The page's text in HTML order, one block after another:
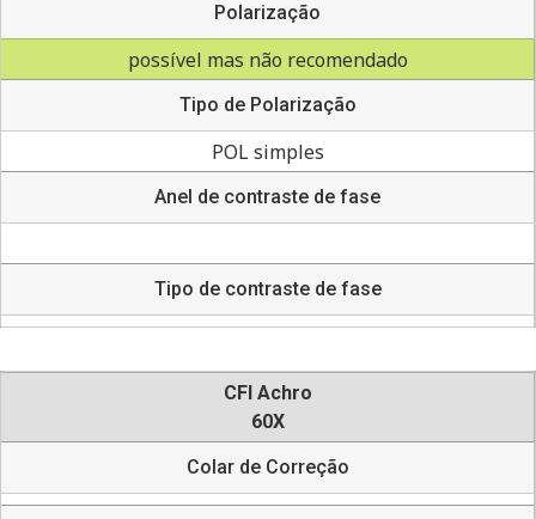
Polarização
possível mas não recomendado
Tipo de Polarização
POL simples
Anel de contraste de fase
Tipo de contraste de fase
CFI Achro
60X
Colar de Correção